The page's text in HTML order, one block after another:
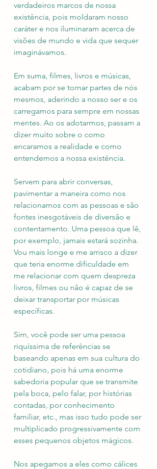
verdadeiros marcos de nossa
existência, pois moldaram nosso
caráter e nos iluminaram acerca de
visões de mundo e vida que sequer
imaginávamos.
Em suma, filmes, livros e músicas,
acabam por se tornar partes de nós
mesmos, aderindo a nosso ser e os
carregamos para sempre em nossas
mentes. Ao os adotarmos, passam a
dizer muito sobre o como
encaramos a realidade e como
entendemos a nossa existência.
Servem para abrir conversas,
pavimentar a maneira como nos
relacionamos com as pessoas e são
fontes inesgotáveis de diversão e
contentamento. Uma pessoa que lê,
por exemplo, jamais estará sozinha.
Vou mais longe e me arrisco a dizer
que teria enorme dificuldade em
me relacionar com quem despreza
livros, filmes ou não é capaz de se
deixar transportar por músicas
específicas.
Sim, você pode ser uma pessoa
riquíssima de referências se
baseando apenas em sua cultura do
cotidiano, pois há uma enorme
sabedoria popular que se transmite
pela boca, pelo falar, por histórias
contadas, por conhecimento
familiar, etc., mas isso tudo pode ser
multiplicado progressivamente com
esses pequenos objetos mágicos.
Nos apegamos a eles como cálices